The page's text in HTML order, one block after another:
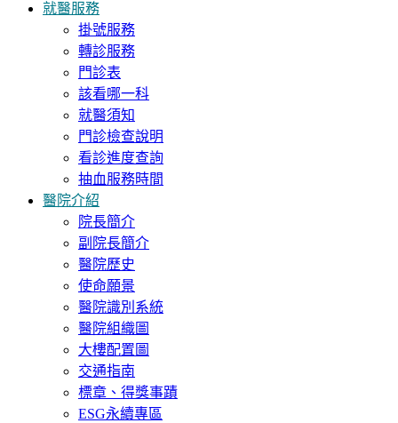
就醫服務
掛號服務
轉診服務
門診表
該看哪一科
就醫須知
門診檢查說明
看診進度查詢
抽血服務時間
醫院介紹
院長簡介
副院長簡介
醫院歷史
使命願景
醫院識別系統
醫院組織圖
大樓配置圖
交通指南
標章、得獎事蹟
ESG永續專區